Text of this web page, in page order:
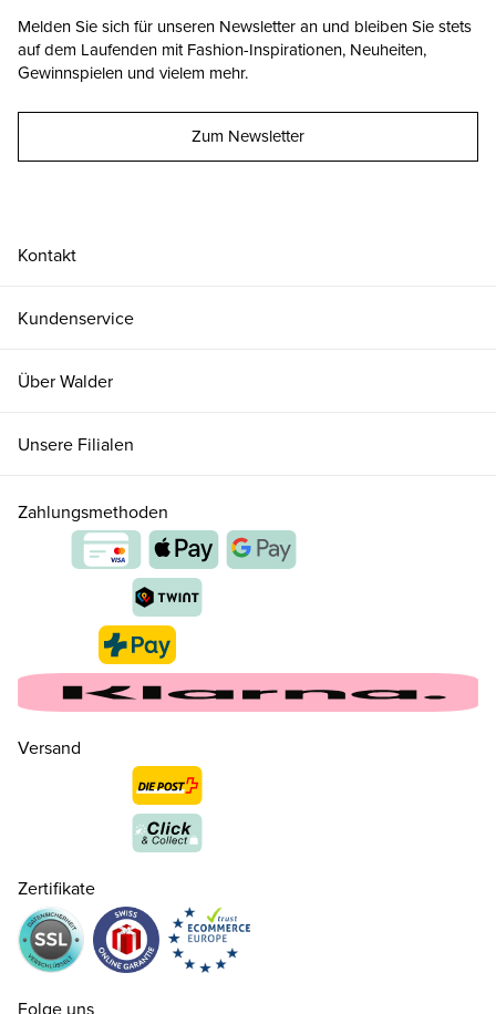
CHF 160.00
36 CHF 160.00
CHF 160.00
Kontakt
Kundenservice
Über Walder
Unsere Filialen
Melden Sie sich für unseren Newsletter an und bleiben Sie stets
auf dem Laufenden mit Fashion-Inspirationen, Neuheiten,
Gewinnspielen und vielem mehr.
Zum Newsletter
Zahlungsmethoden
Versand
Zertifikate